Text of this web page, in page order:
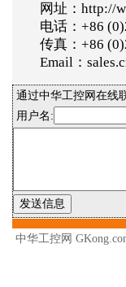
网址：http://
电话：+86
传真：+86
Email：
通过中华工控网在线
用户名:
中华工控网